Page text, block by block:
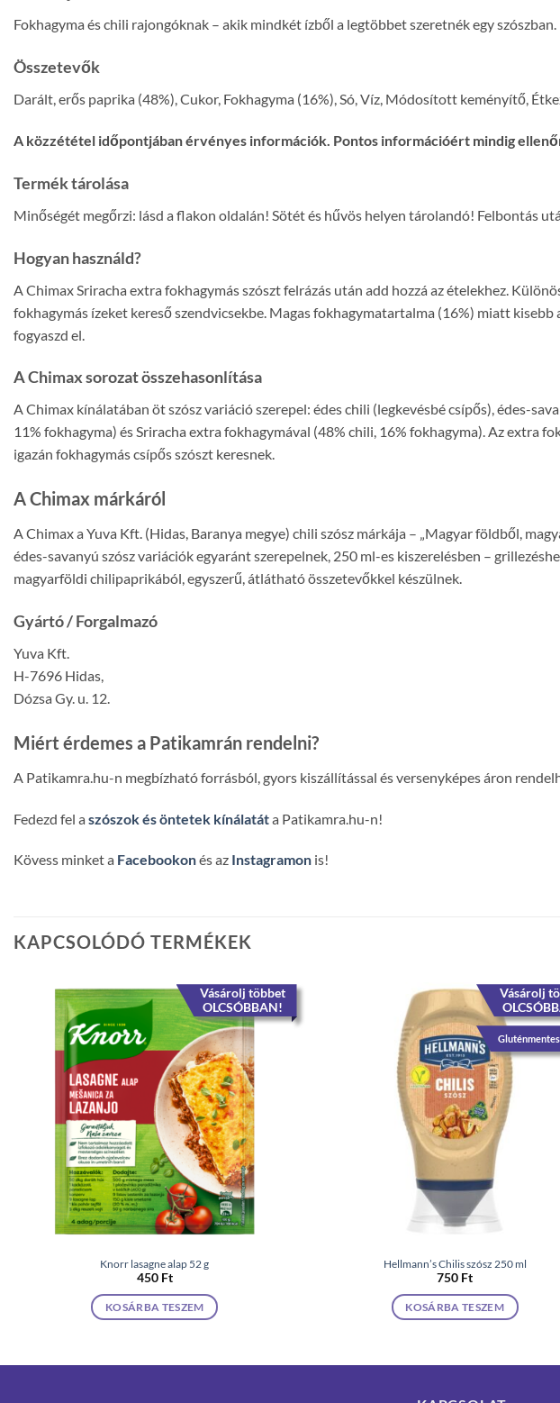
Fokhagyma és chili rajongóknak – akik mindkét ízből a legtöbbet szeretnék egy szószban.
Összetevők
Darált, erős paprika (48%), Cukor, Fokhagyma (16%), Só, Víz, Módosított keményítő,
A közzététel időpontjában érvényes információk. Pontos információért mindig
Termék tárolása
Minőségét megőrzi: lásd a flakon oldalán! Sötét és hűvös helyen tárolandó! Felbontás
Hogyan használd?
A Chimax Sriracha extra fokhagymás szószt felrázás után add hozzá az ételekhez.
fokhagymás ízeket kereső szendvicsekbe. Magas fokhagymatartalma (16%) miatt
fogyaszd el.
A Chimax sorozat összehasonlítása
A Chimax kínálatában öt szósz variáció szerepel: édes chili (legkevésbé csípős), édes-
11% fokhagyma) és Sriracha extra fokhagymával (48% chili, 16% fokhagyma). Az extra
igazán fokhagymás csípős szószt keresnek.
A Chimax márkáról
A Chimax a Yuva Kft. (Hidas, Baranya megye) chili szósz márkája – „Magyar földből,
édes-savanyú szósz variációk egyaránt szerepelnek, 250 ml-es kiszerelésben –
magyarföldi chilipaprikából, egyszerű, átlátható összetevőkkel készülnek.
Gyártó / Forgalmazó
Yuva Kft.
H-7696 Hidas,
Dózsa Gy. u. 12.
Miért érdemes a Patikamrán rendelni?
A Patikamra.hu-n megbízható forrásból, gyors kiszállítással és versenyképes áron
Fedezd fel a szószok és öntetek kínálatáta Patikamra.hu-n!
Kövess minket a Facebookonés az Instagramon is!
KAPCSOLÓDÓ TERMÉKEK
Vásárolj többet
OLCSÓBBAN!
Knorr lasagne alap 52 g
450 Ft
KOSÁRBA TESZEM
Vásárolj
Gluténmentes
Hellmann’s Chilis szósz 250 ml
750 Ft
KOSÁRBA TESZEM